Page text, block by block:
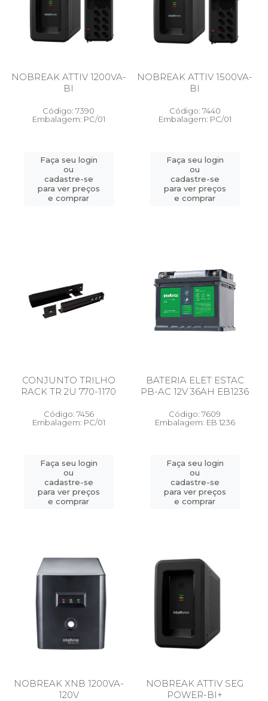
NOBREAK ATTIV 1200VA-
BI
Código: 7390
Embalagem: PC/01
Faça seu login
ou
cadastre-se
para ver preços
e comprar
NOBREAK ATTIV 1500VA-
BI
Código: 7440
Embalagem: PC/01
Faça seu login
ou
cadastre-se
para ver preços
e comprar
CONJUNTO TRILHO
RACK TR 2U 770-1170
Código: 7456
Embalagem: PC/01
Faça seu login
ou
cadastre-se
para ver preços
e comprar
BATERIA ELET ESTAC
PB-AC 12V 36AH EB1236
Código: 7609
Embalagem: EB 1236
Faça seu login
ou
cadastre-se
para ver preços
e comprar
NOBREAK XNB 1200VA-
120V
NOBREAK ATTIV SEG
POWER-BI+